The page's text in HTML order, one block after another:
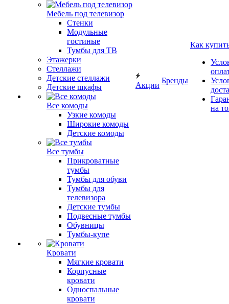
Мебель под телевизор
Стенки
Модульные
гостиные
Тумбы для ТВ
Этажерки
Стеллажи
Детские стеллажи
Детские шкафы
Все комоды
Узкие комоды
Широкие комоды
Детские комоды
Все тумбы
Прикроватные
тумбы
Тумбы для обуви
Тумбы для
телевизора
Детские тумбы
Подвесные тумбы
Обувницы
Тумбы-купе
Кровати
Мягкие кровати
Корпусные
кровати
Односпальные
кровати
Акции
Бренды
Как
на